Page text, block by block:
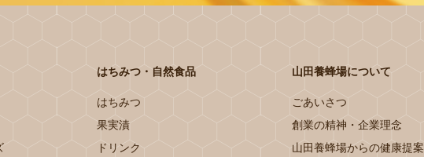
はちみつ・自然食品
はちみつ
果実漬
ドリンク
山田養蜂場について
ごあいさつ
創業の精神・企業理念
山田養蜂場からの健康提案